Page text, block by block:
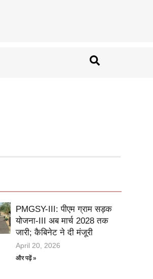
PMGSY-III: पीएम ग्राम सड़क
योजना-III अब मार्च 2028 तक
जारी; कैबिनेट ने दी मंजूरी
April 20, 2026
और पढ़ें »